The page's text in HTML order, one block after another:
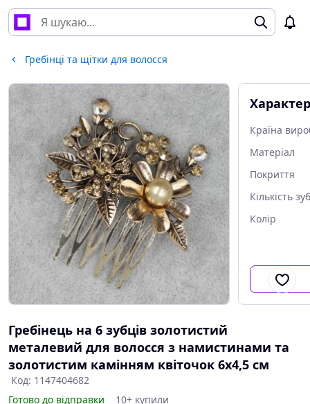
Гребінці та щітки для волосся
Країна
Матеріал
Покриття
Кількість
Колір
Гребінець на 6 зубців золотистий
металевий для волосся з намистинами та
золотистим камінням квіточок 6х4,5 см
Код: 1147404682
Готово до відправки
10+ купили